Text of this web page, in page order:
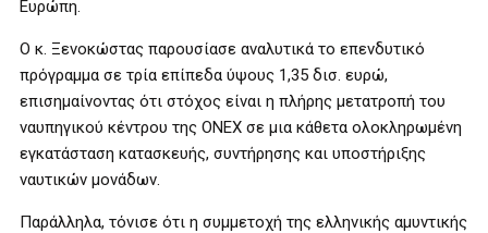
Ευρώπη.
Ο κ. Ξενοκώστας παρουσίασε αναλυτικά το επενδυτικό
πρόγραμμα σε τρία επίπεδα ύψους 1,35 δισ. ευρώ,
επισημαίνοντας ότι στόχος είναι η πλήρης μετατροπή του
ναυπηγικού κέντρου της ONEX σε μια κάθετα ολοκληρωμένη
εγκατάσταση κατασκευής, συντήρησης και υποστήριξης
ναυτικών μονάδων.
Παράλληλα, τόνισε ότι η συμμετοχή της ελληνικής αμυντικής